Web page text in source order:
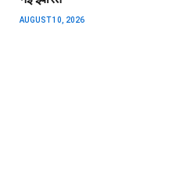
AUGUST 10, 2026